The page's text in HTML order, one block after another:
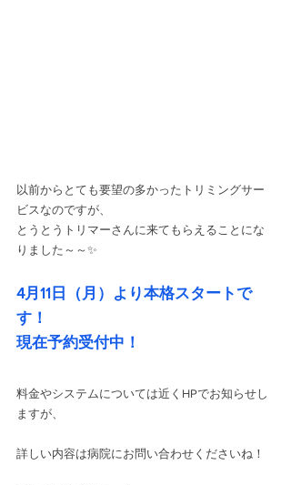
以前からとても要望の多かったトリミングサー
ビスなのですが、
とうとうトリマーさんに来てもらえることにな
りました～～✨
4月11日（月）より本格スタートで
す！
現在予約受付中！
料金やシステムについては近くHPでお知らせし
ますが、
詳しい内容は病院にお問い合わせくださいね！